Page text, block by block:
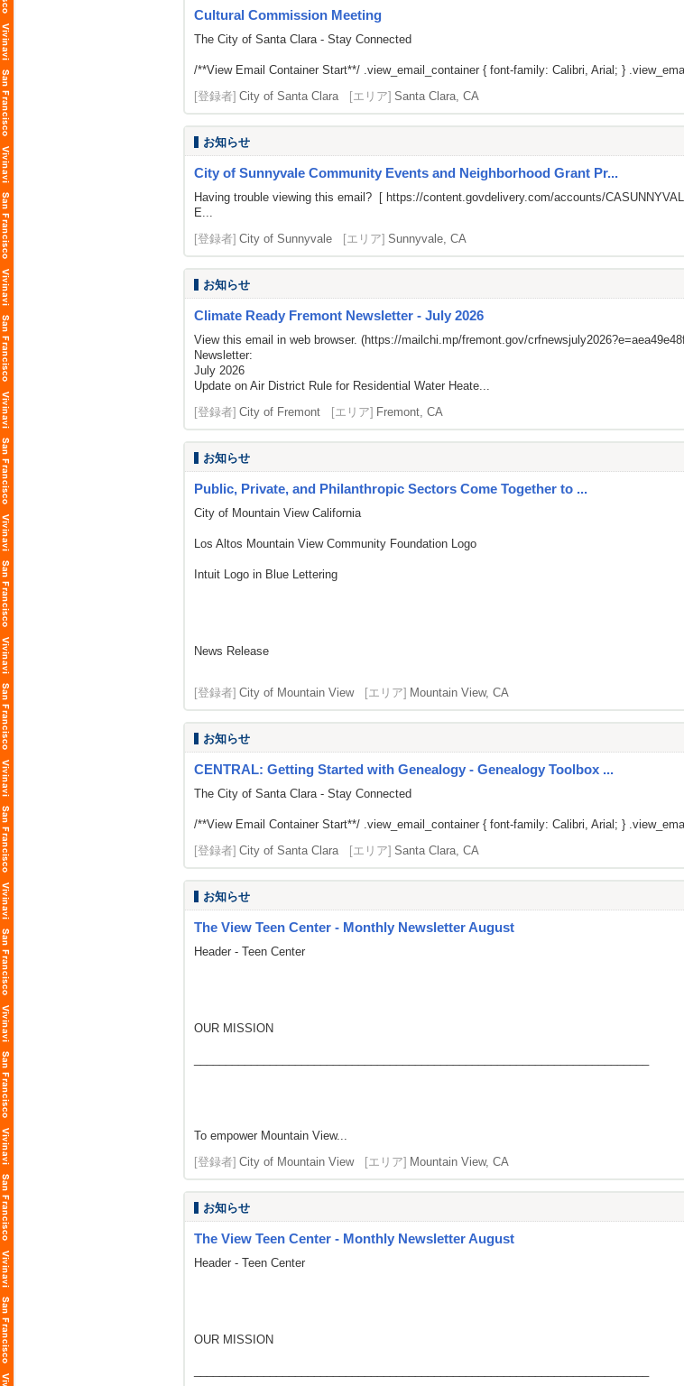
Cultural Commission Meeting
The City of Santa Clara - Stay Connected
/**View Email Container Start**/ .view_email_container { font-family: Calibri, Arial; }
[登録者] City of Santa Clara [エリア] Santa Clara, CA
お知らせ
City of Sunnyvale Community Events and Neighborhood Grant Pr...
Having trouble viewing this email? [ https://content.govdelivery.com/accounts/
E...
[登録者] City of Sunnyvale [エリア] Sunnyvale, CA
お知らせ
Climate Ready Fremont Newsletter - July 2026
View this email in web browser. (https://mailchi.mp/fremont.gov/
Newsletter:
July 2026
Update on Air District Rule for Residential Water Heate...
[登録者] City of Fremont [エリア] Fremont, CA
お知らせ
Public, Private, and Philanthropic Sectors Come Together to ...
City of Mountain View California
Los Altos Mountain View Community Foundation Logo
Intuit Logo in Blue Lettering
News Release
[登録者] City of Mountain View [エリア] Mountain View, CA
お知らせ
CENTRAL: Getting Started with Genealogy - Genealogy Toolbox ...
The City of Santa Clara - Stay Connected
/**View Email Container Start**/ .view_email_container { font-family: Calibri, Arial; }
[登録者] City of Santa Clara [エリア] Santa Clara, CA
お知らせ
The View Teen Center - Monthly Newsletter August
Header - Teen Center
OUR MISSION
To empower Mountain View...
[登録者] City of Mountain View [エリア] Mountain View, CA
お知らせ
The View Teen Center - Monthly Newsletter August
Header - Teen Center
OUR MISSION